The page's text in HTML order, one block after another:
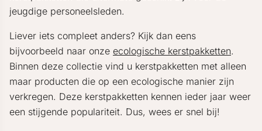
jeugdige personeelsleden.
Liever iets compleet anders? Kijk dan eens
bijvoorbeeld naar onze ecologische kerstpakketten.
Binnen deze collectie vind u kerstpakketten met alleen
maar producten die op een ecologische manier zijn
verkregen. Deze kerstpakketten kennen ieder jaar weer
een stijgende populariteit. Dus, wees er snel bij!